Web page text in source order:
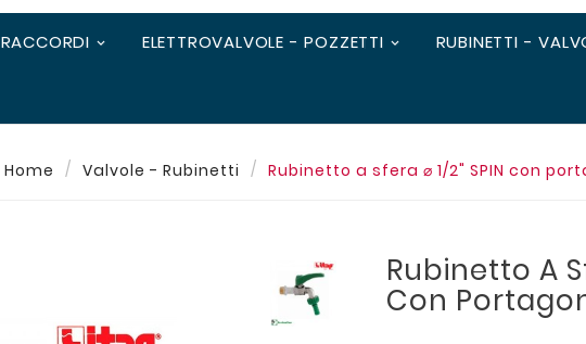
RACCORDI ELETTROVALVOLE - POZZETTI RUBINETTI -
Home Valvole - Rubinetti Rubinetto a sfera ⌀ 1/2" SPIN con
Rubinetto A
Con